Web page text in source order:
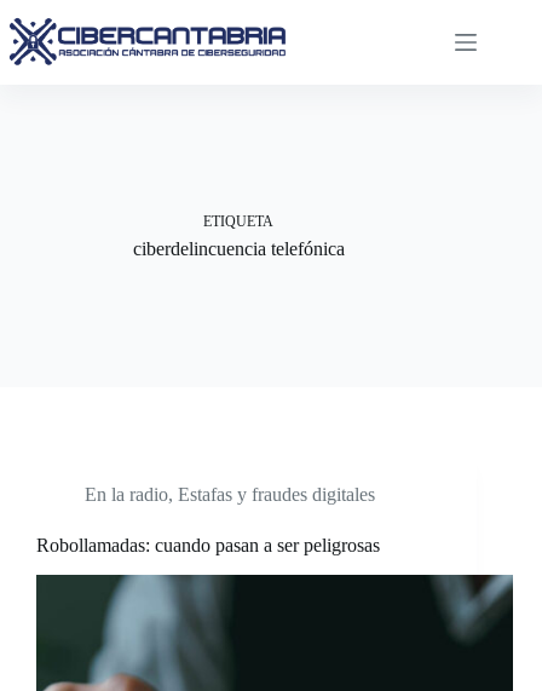
al
contenido
ETIQUETA
ciberdelincuencia telefónica
En la radio, Estafas y fraudes digitales
Robollamadas: cuando pasan a ser peligrosas